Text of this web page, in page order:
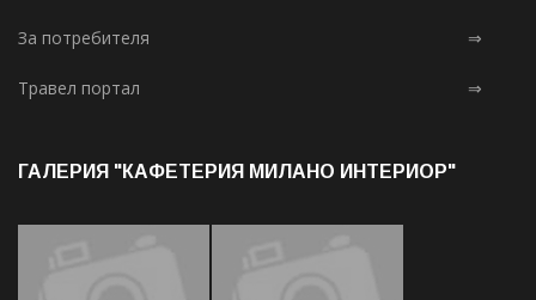
За потребителя ⇒
Травел портал ⇒
ГАЛЕРИЯ "КАФЕТЕРИЯ МИЛАНО ИНТЕРИОР"